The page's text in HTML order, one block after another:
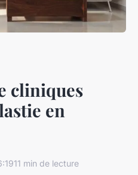
cliniques
en
11 min de lecture